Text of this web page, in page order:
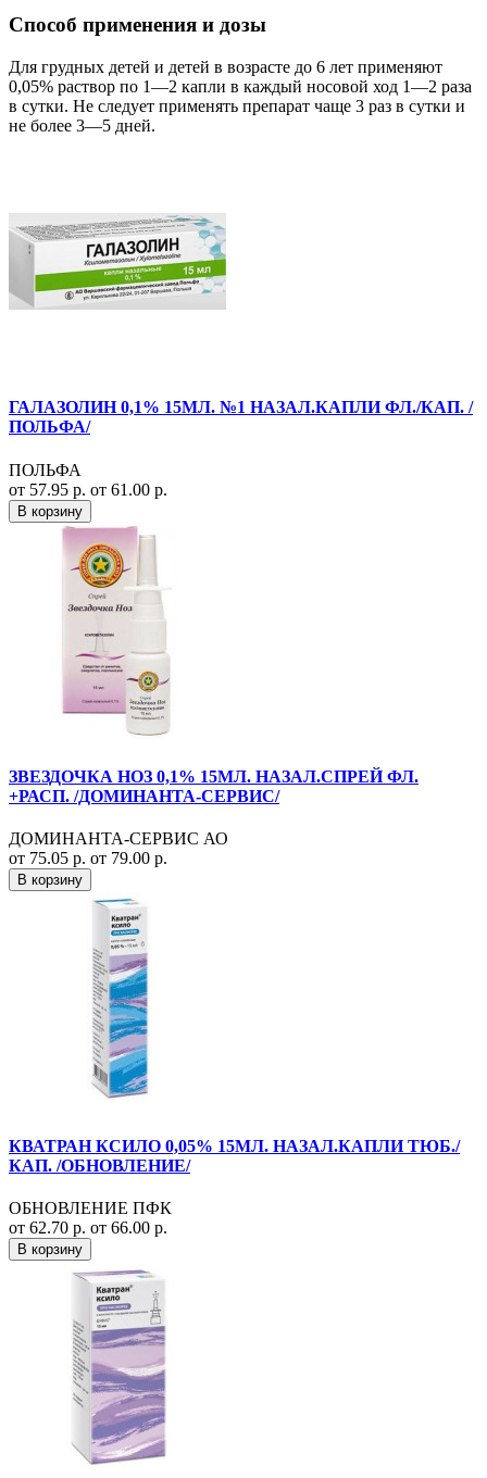
Способ применения и дозы
Для грудных детей и детей в возрасте до 6 лет применяют
0,05% раствор по 1—2 капли в каждый носовой ход 1—2 раза
в сутки. Не следует применять препарат чаще 3 раз в сутки и
не более 3—5 дней.
ГАЛАЗОЛИН 0,1% 15МЛ. №1 НАЗАЛ.КАПЛИ ФЛ./КАП. /
ПОЛЬФА/
ПОЛЬФА
от 57.95 р. от 61.00 р.
В корзину
ЗВЕЗДОЧКА НОЗ 0,1% 15МЛ. НАЗАЛ.СПРЕЙ ФЛ.
+РАСП. /ДОМИНАНТА-СЕРВИС/
ДОМИНАНТА-СЕРВИС АО
от 75.05 р. от 79.00 р.
В корзину
КВАТРАН КСИЛО 0,05% 15МЛ. НАЗАЛ.КАПЛИ ТЮБ./
КАП. /ОБНОВЛЕНИЕ/
ОБНОВЛЕНИЕ ПФК
от 62.70 р. от 66.00 р.
В корзину